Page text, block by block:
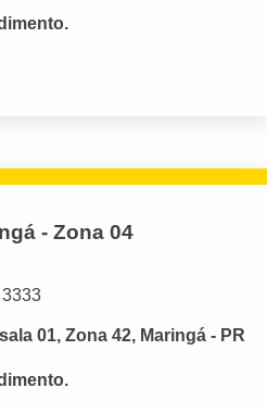
- Zona 04
01, Zona 42, Maringá - PR